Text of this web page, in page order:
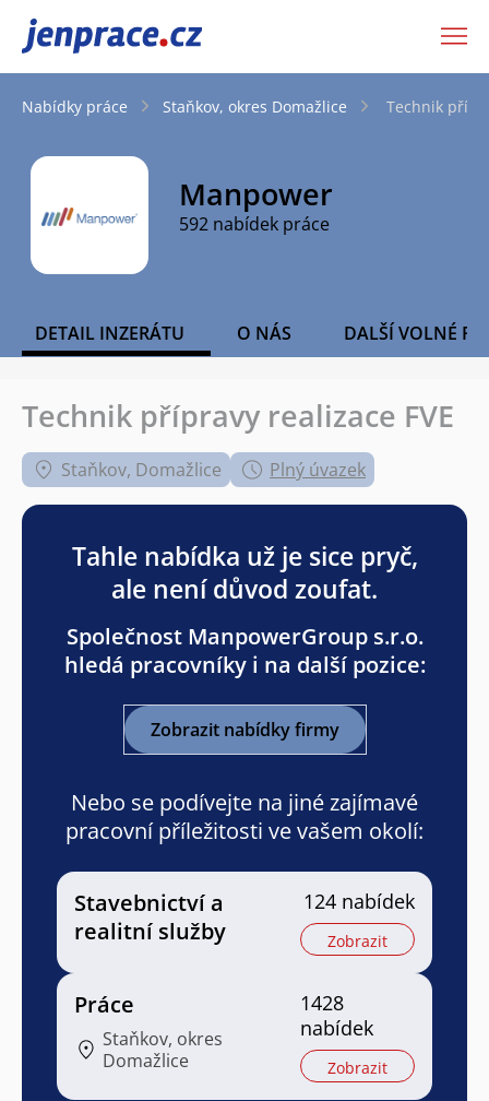
JenPráce.cz
Nabídky práce Staňkov, okres Domažlice Technik
Manpower
592 nabídek práce
DETAIL INZERÁTU O NÁS DALŠÍ VOLNÉ
Technik přípravy realizace FVE
Staňkov, Domažlice Plný úvazek
Tahle nabídka už je sice pryč,
ale není důvod zoufat.
Společnost ManpowerGroup s.r.o.
hledá pracovníky i na další pozice:
Zobrazit nabídky firmy
Nebo se podívejte na jiné zajímavé
pracovní příležitosti ve vašem okolí:
Stavebnictví a
realitní služby
124 nabídek
Zobrazit
Práce
Staňkov, okres
Domažlice
1428
nabídek
Zobrazit